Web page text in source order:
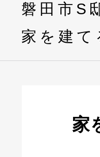
磐田市S
家を建
家